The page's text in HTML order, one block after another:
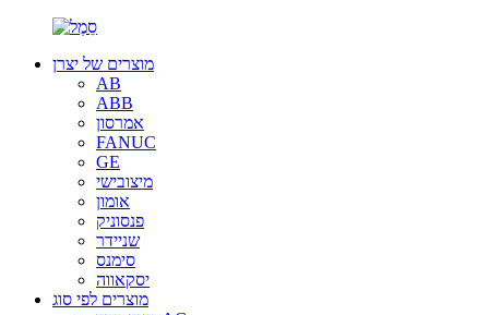
מוצרים של יצרן
AB
ABB
אמרסון
FANUC
GE
מיצובישי
אומון
פנסוניק
שניידר
סימנס
יסקאווה
מוצרים לפי סוג